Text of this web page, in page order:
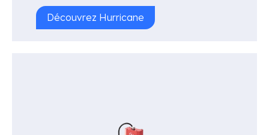
Découvrez Hurricane